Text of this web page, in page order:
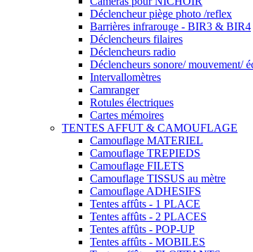
Déclencheur piège photo /reflex
Barrières infrarouge - BIR3 & BIR4
Déclencheurs filaires
Déclencheurs radio
Déclencheurs sonore/ mouvement/
Intervallomètres
Camranger
Rotules électriques
Cartes mémoires
TENTES AFFUT & CAMOUFLAGE
Camouflage MATERIEL
Camouflage TREPIEDS
Camouflage FILETS
Camouflage TISSUS au mètre
Camouflage ADHESIFS
Tentes affûts - 1 PLACE
Tentes affûts - 2 PLACES
Tentes affûts - POP-UP
Tentes affûts - MOBILES